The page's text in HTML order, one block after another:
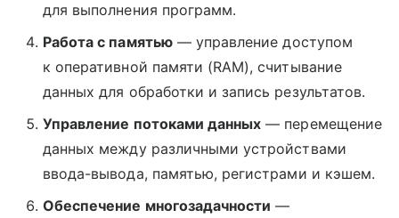
для выполнения программ.
Работа с памятью— управление доступом
к оперативной памяти (RAM), считывание
данных для обработки и запись результатов.
Управление потоками данных — перемещение
данных между различными устройствами
ввода-вывода, памятью, регистрами и кэшем.
Обеспечение многозадачности —